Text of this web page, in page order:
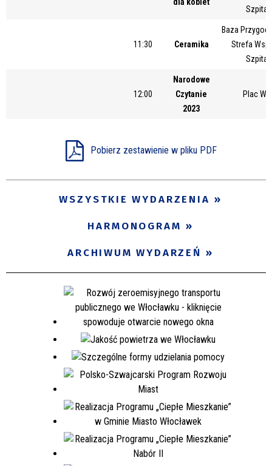
11:30 Ceramika
Baza
Strefa
12:00
Narodowe
Czytanie
2023
Plac
Pobierz zestawienie w pliku PDF
WSZYSTKIE WYDARZENIA
HARMONOGRAM
ARCHIWUM WYDARZEŃ